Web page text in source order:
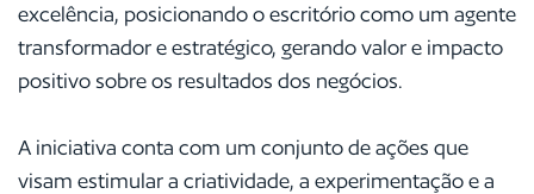
excelência, posicionando o escritório como um agente
transformador e estratégico, gerando valor e impacto
positivo sobre os resultados dos negócios.
A iniciativa conta com um conjunto de ações que
visam estimular a criatividade, a experimentação e a